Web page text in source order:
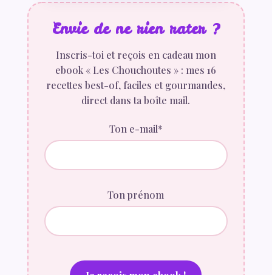
Envie de ne rien rater ?
Inscris-toi et reçois en cadeau mon
ebook « Les Chouchoutes » : mes 16
recettes best-of, faciles et gourmandes,
direct dans ta boîte mail.
Ton e-mail*
Ton prénom